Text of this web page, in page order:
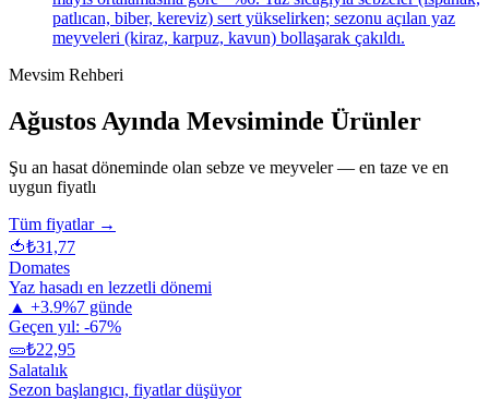
patlıcan, biber, kereviz) sert yükselirken; sezonu açılan yaz
meyveleri (kiraz, karpuz, kavun) bollaşarak çakıldı.
Mevsim Rehberi
Ağustos Ayında Mevsiminde Ürünler
Şu an hasat döneminde olan sebze ve meyveler — en taze ve en
uygun fiyatlı
Tüm fiyatlar →
🍅₺31,77
Domates
Yaz hasadı en lezzetli dönemi
▲ +3.9%7 günde
Geçen yıl: -67%
🥒₺22,95
Salatalık
Sezon başlangıcı, fiyatlar düşüyor